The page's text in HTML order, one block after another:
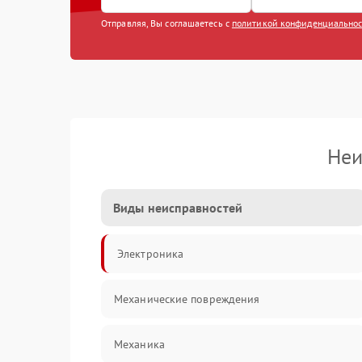
Отправляя, Вы соглашаетесь с политикой
Виды неисправностей
Электроника
Механические повреждения
Механика